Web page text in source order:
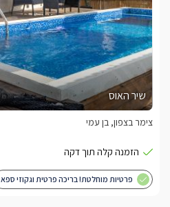
שיר האוס
צימר בצפון, בן עמי
פרטיות מוחלטת! בריכה פרטית וגקוזי ספא